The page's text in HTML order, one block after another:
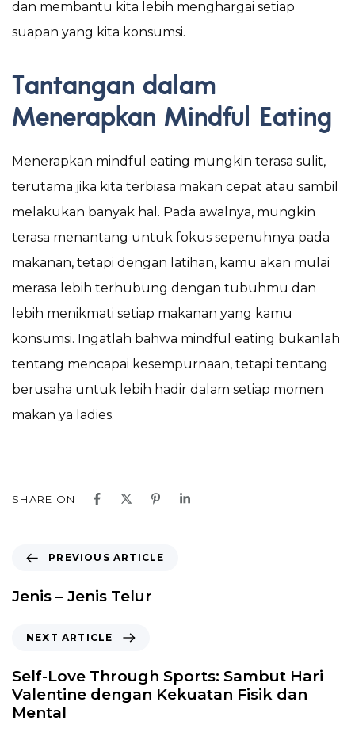
dan membantu kita lebih menghargai setiap
suapan yang kita konsumsi.
Tantangan dalam
Menerapkan Mindful Eating
Menerapkan mindful eating mungkin terasa sulit,
terutama jika kita terbiasa makan cepat atau sambil
melakukan banyak hal. Pada awalnya, mungkin
terasa menantang untuk fokus sepenuhnya pada
makanan, tetapi dengan latihan, kamu akan mulai
merasa lebih terhubung dengan tubuhmu dan
lebih menikmati setiap makanan yang kamu
konsumsi. Ingatlah bahwa mindful eating bukanlah
tentang mencapai kesempurnaan, tetapi tentang
berusaha untuk lebih hadir dalam setiap momen
makan ya ladies.
SHARE ON
PREVIOUS ARTICLE
Jenis – Jenis Telur
NEXT ARTICLE
Self-Love Through Sports: Sambut Hari
Valentine dengan Kekuatan Fisik dan
Mental